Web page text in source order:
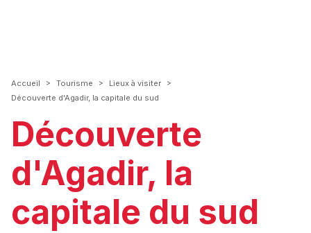
Accueil > Tourisme > Lieux à visiter
>
Découverte d'Agadir, la capitale du sud
Découverte
d'Agadir, la
capitale du sud